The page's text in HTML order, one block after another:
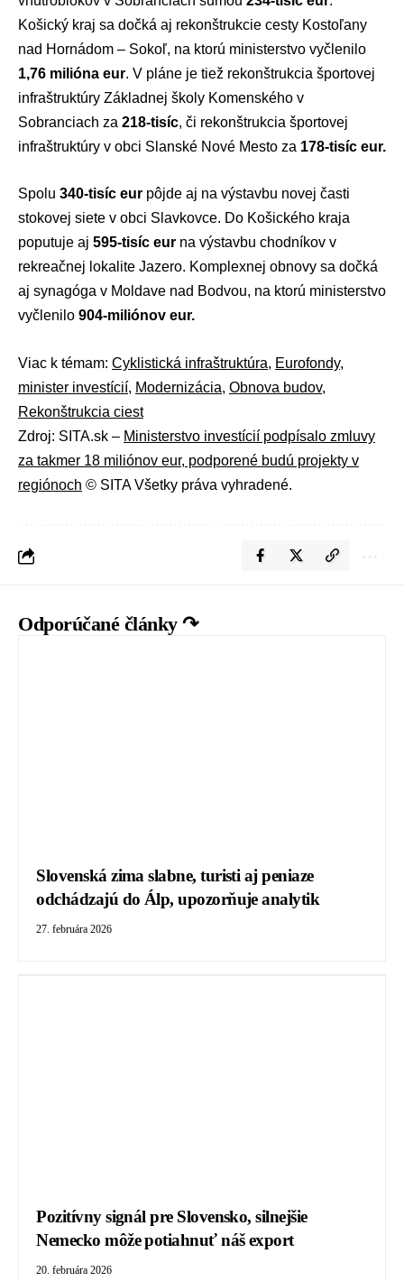
Košický kraj sa dočká aj rekonštrukcie cesty Kostoľany
nad Hornádom – Sokoľ, na ktorú ministerstvo vyčlenilo
1,76 milióna eur. V pláne je tiež rekonštrukcia športovej
infraštruktúry Základnej školy Komenského v
Sobranciach za 218-tisíc, či rekonštrukcia športovej
infraštruktúry v obci Slanské Nové Mesto za 178-tisíc eur.
Spolu 340-tisíc eur pôjde aj na výstavbu novej časti
stokovej siete v obci Slavkovce. Do Košického kraja
poputuje aj 595-tisíc eur na výstavbu chodníkov v
rekreačnej lokalite Jazero. Komplexnej obnovy sa dočká
aj synagóga v Moldave nad Bodvou, na ktorú ministerstvo
vyčlenilo 904-miliónov eur.
Viac k témam: Cyklistická infraštruktúra, Eurofondy,
minister investícií, Modernizácia, Obnova budov,
Rekonštrukcia ciest
Zdroj: SITA.sk – Ministerstvo investícií podpísalo zmluvy
za takmer 18 miliónov eur, podporené budú projekty v
regiónoch © SITA Všetky práva vyhradené.
Odporúčané články ↷
Slovenská zima slabne, turisti aj peniaze
odchádzajú do Álp, upozorňuje analytik
27. februára 2026
Pozitívny signál pre Slovensko, silnejšie
Nemecko môže potiahnuť náš export
20. februára 2026